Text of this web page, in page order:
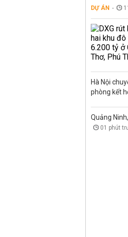
DỰ ÁN
Hà Nội
phòng kết
Quảng
01 phút